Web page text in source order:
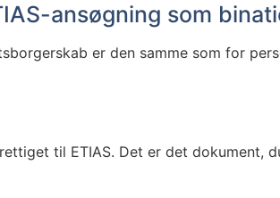
ansøgning som
er den samme som for
til ETIAS. Det er det dokument,